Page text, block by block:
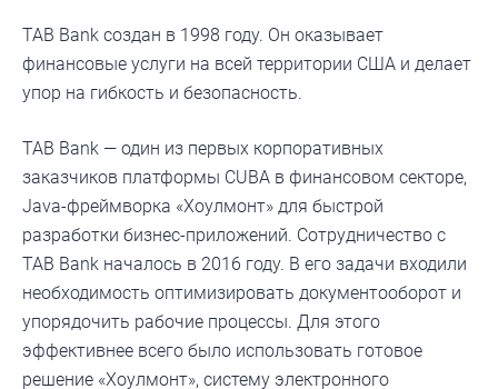
TAB Bank создан в 1998 году. Он оказывает
финансовые услуги на всей территории США и делает
упор на гибкость и безопасность.
TAB Bank — один из первых корпоративных
заказчиков платформы CUBA в финансовом секторе,
Java-фреймворка «Хоулмонт» для быстрой
разработки бизнес-приложений. Сотрудничество с
TAB Bank началось в 2016 году. В его задачи входили
необходимость оптимизировать документооборот и
упорядочить рабочие процессы. Для этого
эффективнее всего было использовать готовое
решение «Хоулмонт», систему электронного